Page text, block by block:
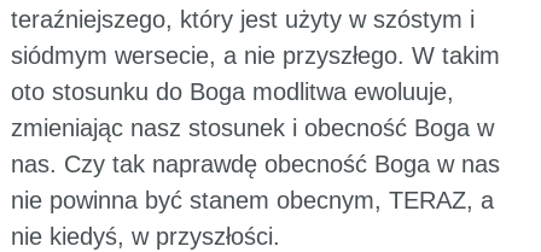
teraźniejszego, który jest użyty w szóstym i
siódmym wersecie, a nie przyszłego. W takim
oto stosunku do Boga modlitwa ewoluuje,
zmieniając nasz stosunek i obecność Boga w
nas. Czy tak naprawdę obecność Boga w nas
nie powinna być stanem obecnym, TERAZ, a
nie kiedyś, w przyszłości.